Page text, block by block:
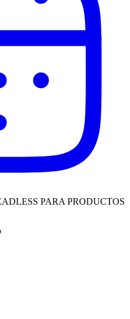
PARA PRODUCTOS